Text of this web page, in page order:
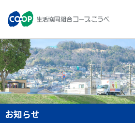
お知らせ